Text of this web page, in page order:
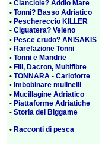
• Cianciole? Addio Mare
• Tonni? Basso Adriatico
• Peschereccio KILLER
• Ciguatera? Veleno
• Pesce crudo? ANISAKIS
• Rarefazione Tonni
• Tonni e Mandrie
• Fili, Dacron, Multifibre
• TONNARA - Carloforte
• Imbobinare mulinelli
• Mucillagine Adriatico
• Piattaforme Adriatiche
• Storia del Biggame
• Racconti di pesca